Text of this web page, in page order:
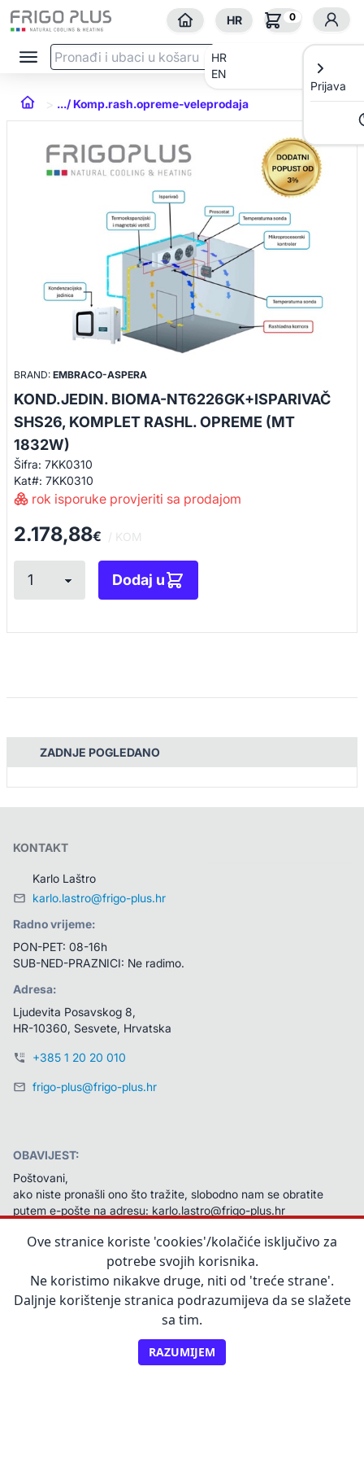
HR
HR
EN
0
Prijava
Ove stranice koriste 'cookies'/kolačiće isključivo za
potrebe svojih korisnika.
Ne koristimo nikakve druge, niti od 'treće strane'.
Daljnje korištenje stranica podrazumijeva da se slažete
sa tim.
RAZUMIJEM
> .../ Komp.rash.opreme-veleprodaja
BRAND: EMBRACO-ASPERA
KOND.JEDIN. BIOMA-NT6226GK+ISPARIVAČ
SHS26, KOMPLET RASHL. OPREME (MT
1832W)
Šifra: 7KK0310
Kat#: 7KK0310
rok isporuke provjeriti sa prodajom
2.178,88€ / KOM
Dodaj u
ZADNJE POGLEDANO
©2025, Frigo Plus d.o.o.
KONTAKT
Karlo Laštro
karlo.lastro@frigo-plus.hr
Radno vrijeme:
PON-PET: 08-16h
SUB-NED-PRAZNICI: Ne radimo.
Adresa:
Ljudevita Posavskog 8,
HR-10360, Sesvete, Hrvatska
+385 1 20 20 010
frigo-plus@frigo-plus.hr
OBAVIJEST:
Poštovani,
ako niste pronašli ono što tražite, slobodno nam se obratite
putem e-pošte na adresu: karlo.lastro@frigo-plus.hr
Unaprijed zahvaljujemo na javljanju!